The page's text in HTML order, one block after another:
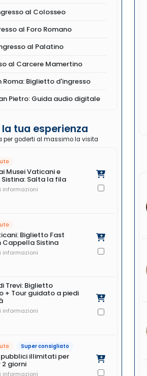
al Colosseo
al Foro Romano
al Palatino
al Carcere Mamertino
Roma: Biglietto d'ingresso
Pietro: Guida audio digitale
tua esperienza
per goderti al massimo la visita
Musei Vaticani e
Salta la fila
Biglietto Fast
Cappella Sistina
Trevi: Biglietto
+ Tour guidato a piedi
Super consigliato
illimitati per
2 giorni